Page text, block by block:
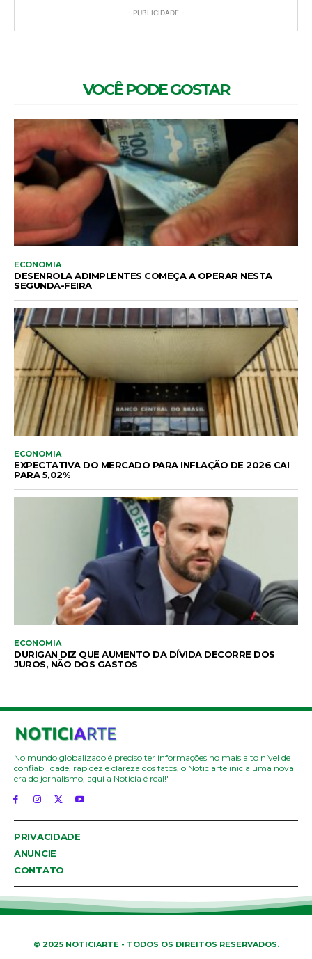
- PUBLICIDADE -
VOCÊ PODE GOSTAR
ECONOMIA
DESENROLA ADIMPLENTES COMEÇA A OPERAR NESTA
SEGUNDA-FEIRA
ECONOMIA
EXPECTATIVA DO MERCADO PARA INFLAÇÃO DE 2026 CAI
PARA 5,02%
ECONOMIA
DURIGAN DIZ QUE AUMENTO DA DÍVIDA DECORRE DOS
JUROS, NÃO DOS GASTOS
No mundo globalizado é preciso ter informações no mais alto nível de
confiabilidade, rapidez e clareza dos fatos, o Noticiarte inicia uma nova
era do jornalismo, aqui a Noticia é real!"
PRIVACIDADE
ANUNCIE
CONTATO
© 2025 NOTICIARTE - TODOS OS DIREITOS RESERVADOS.